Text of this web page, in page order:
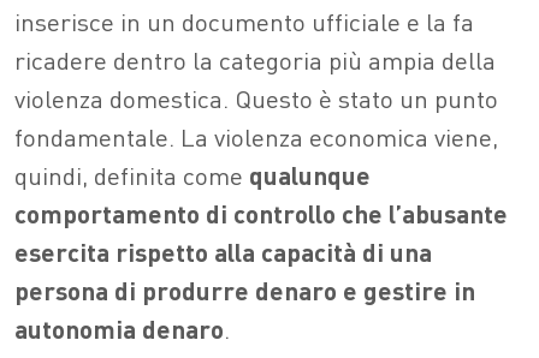
inserisce in un documento ufficiale e la fa
ricadere dentro la categoria più ampia della
violenza domestica. Questo è stato un punto
fondamentale. La violenza economica viene,
quindi, definita come qualunque
comportamento di controllo che l’abusante
esercita rispetto alla capacità di una
persona di produrre denaro e gestire in
autonomia denaro.